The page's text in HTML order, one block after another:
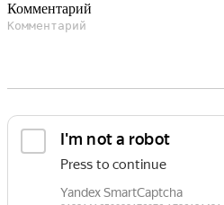
Комментарий